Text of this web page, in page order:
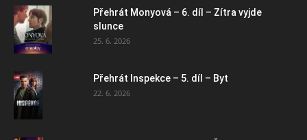
Přehrát Monyová – 6. díl – Zítra vyjde
slunce
25. 6. 2026
Přehrát Inspekce – 5. díl – Byt
22. 6. 2026